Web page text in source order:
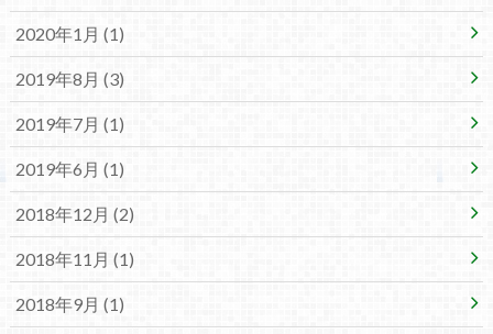
2020年1月 (1)
2019年8月 (3)
2019年7月 (1)
2019年6月 (1)
2018年12月 (2)
2018年11月 (1)
2018年9月 (1)